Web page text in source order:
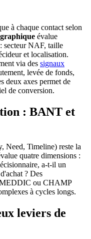
à chaque contact selon
évalue
secteur NAF, taille
et localisation.
via des signaux
levée de fonds,
deux axes permet de
de conversion.
: BANT et
Need, Timeline) reste la
quatre dimensions :
a-t-il un
? Des
MEDDIC ou CHAMP
à cycles longs.
leviers de